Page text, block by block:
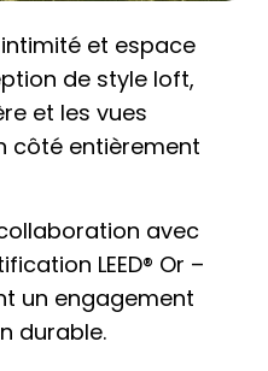
intimité et espace
de style loft,
et les vues
côté entièrement
avec
LEED® Or –
un engagement
durable.